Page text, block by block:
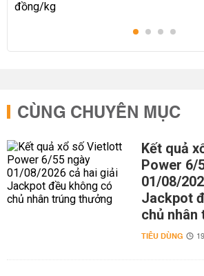
CÙNG CHUYÊN MỤC
Kết quả
Power 6/
01/08/
Jackpot
chủ nhân
TIÊU DÙNG